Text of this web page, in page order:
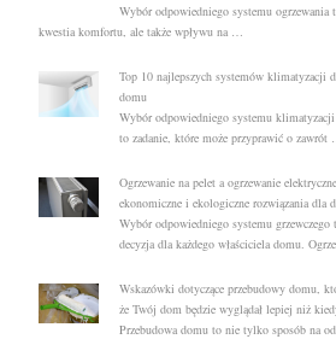
Wybór odpowiedniego systemu
kwestia komfortu, ale także wpływu na …
Top 10 najlepszych systemów klimatyzacji
domu
Wybór odpowiedniego systemu
to zadanie, które może przyprawić o zawrót
Ogrzewanie na pelet a ogrzewanie
ekonomiczne i ekologiczne rozwiązania dla
Wybór odpowiedniego systemu grzewczego
decyzja dla każdego właściciela domu.
Wskazówki dotyczące przebudowy domu,
że Twój dom będzie wyglądał lepiej niż
Przebudowa domu to nie tylko sposób na